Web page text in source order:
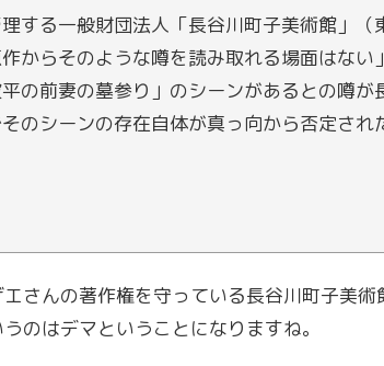
する一般財団法人「長谷川町子美術館」
からそのような噂を読み取れる場面はない
平の前妻の墓参り」のシーンがあるとの噂
のシーンの存在自体が真っ向から否定され
さんの著作権を守っている長谷川町子美
のはデマということになりますね。